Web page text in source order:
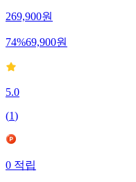
269,900원
74%69,900원
5.0
(1)
0적립